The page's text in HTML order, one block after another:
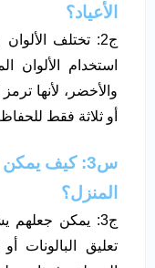
الأعياد؟
ج2: تختلف
استخدام الألوان
والأخضر، لأنها
أو ثلاثة فقط
س3: كيف
المنزل؟
ج3: يمكن جعلهم
تعليق البالونات